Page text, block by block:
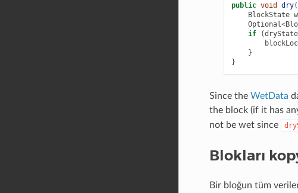
public void dry(
BlockState
Optional<
if
(dryState
blockLoc
}
}
Since the WetData
the block (if it has
not be wet since
Blokları
Bir bloğun tüm